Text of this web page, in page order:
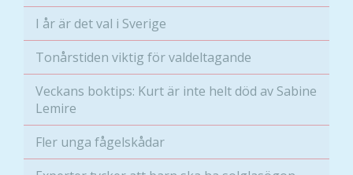
I år är det val i Sverige
Tonårstiden viktig för valdeltagande
Veckans boktips: Kurt är inte helt död av Sabine
Lemire
Fler unga fågelskådar
taget ska
Statistik
För att vi ska
funktionalitet